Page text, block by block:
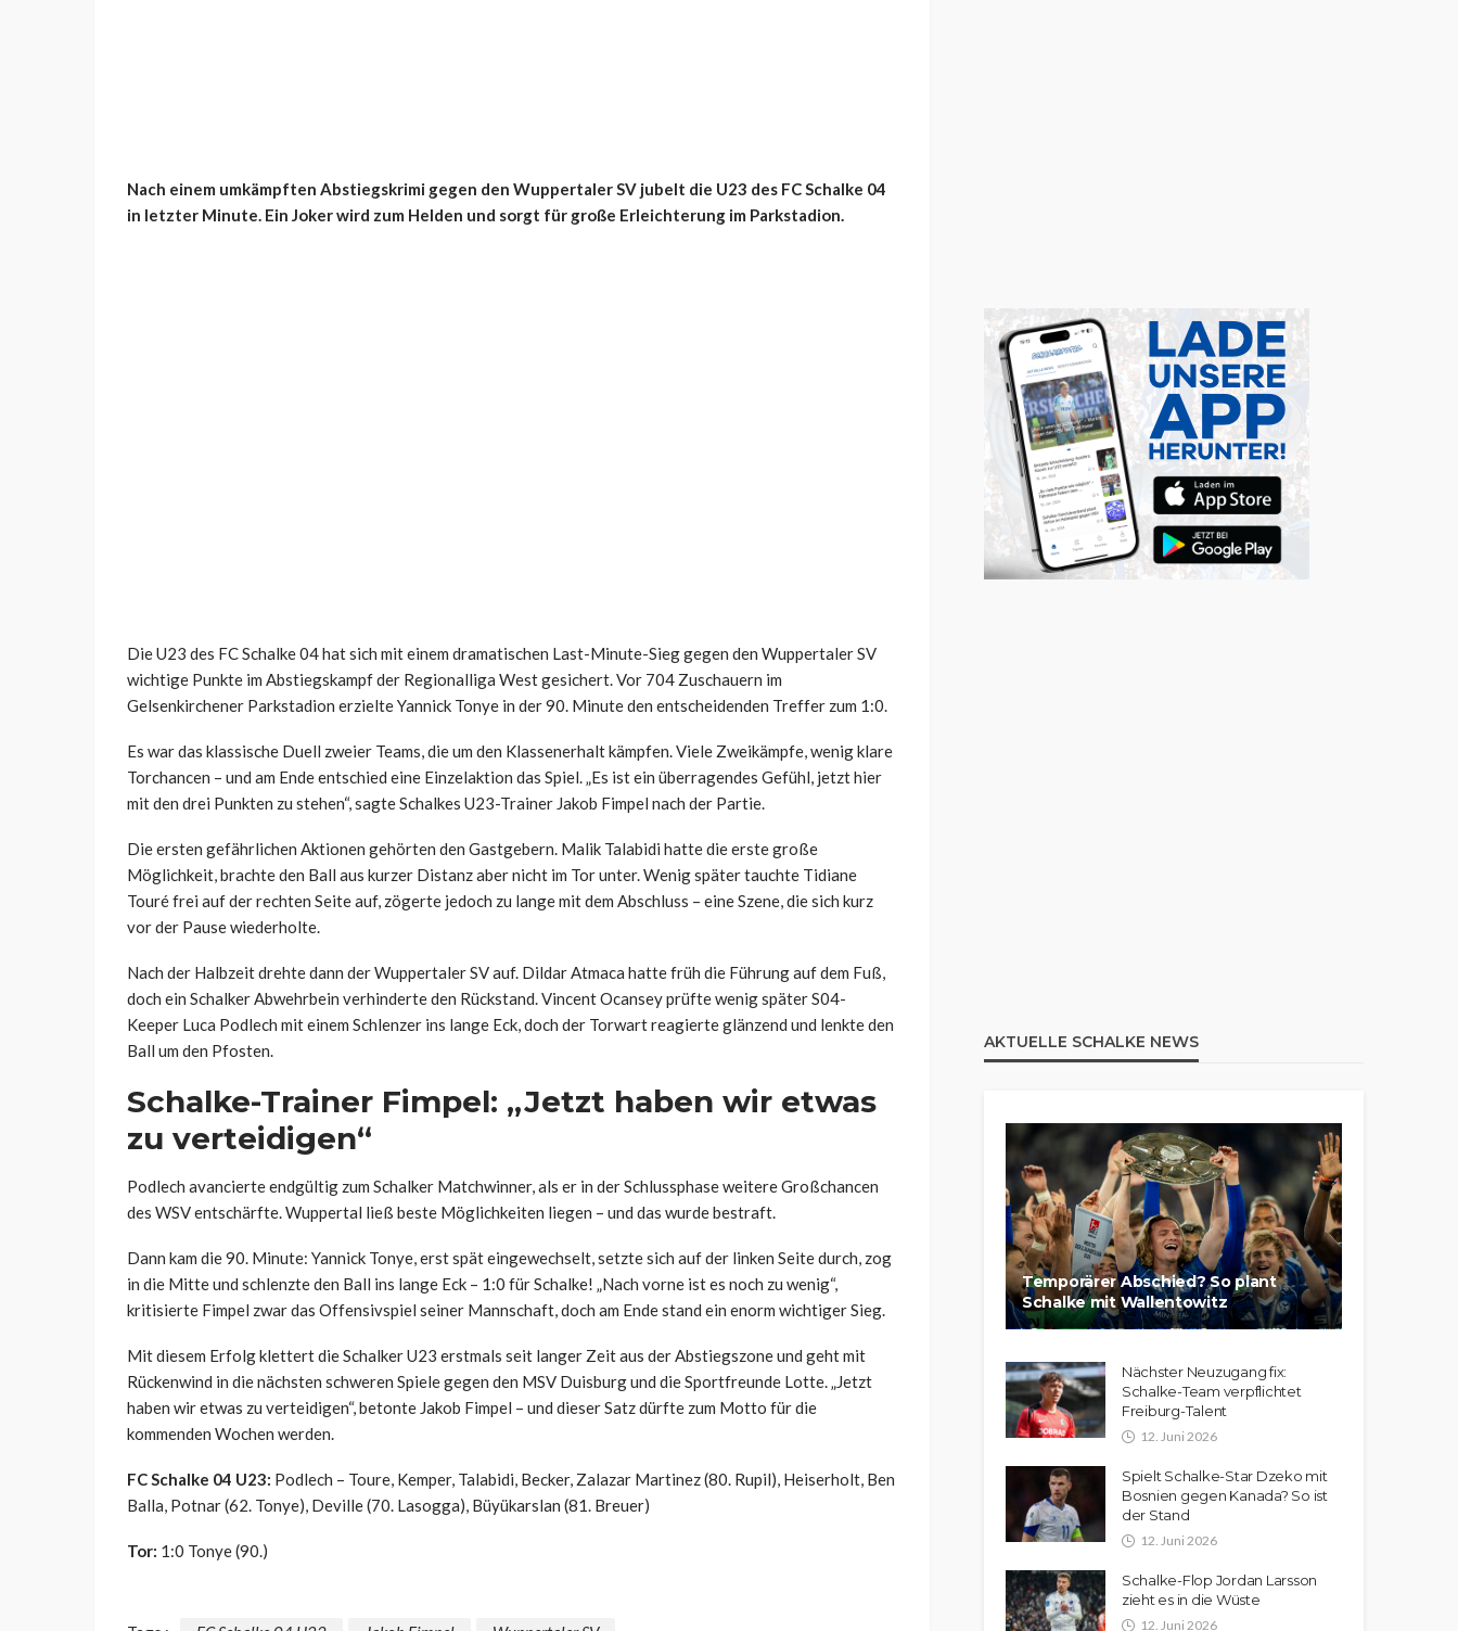
Nach einem umkämpften Abstiegskrimi gegen den Wuppertaler SV jubelt die U23 des FC Schalke 04
in letzter Minute. Ein Joker wird zum Helden und sorgt für große Erleichterung im Parkstadion.
Die U23 des FC Schalke 04 hat sich mit einem dramatischen Last-Minute-Sieg gegen den Wuppertaler SV
wichtige Punkte im Abstiegskampf der Regionalliga West gesichert. Vor 704 Zuschauern im
Gelsenkirchener Parkstadion erzielte Yannick Tonye in der 90. Minute den entscheidenden Treffer zum 1:0.
Es war das klassische Duell zweier Teams, die um den Klassenerhalt kämpfen. Viele Zweikämpfe, wenig klare
Torchancen – und am Ende entschied eine Einzelaktion das Spiel. „Es ist ein überragendes Gefühl, jetzt hier
mit den drei Punkten zu stehen“, sagte Schalkes U23-Trainer Jakob Fimpel nach der Partie.
Die ersten gefährlichen Aktionen gehörten den Gastgebern. Malik Talabidi hatte die erste große
Möglichkeit, brachte den Ball aus kurzer Distanz aber nicht im Tor unter. Wenig später tauchte Tidiane
Touré frei auf der rechten Seite auf, zögerte jedoch zu lange mit dem Abschluss – eine Szene, die sich kurz
vor der Pause wiederholte.
Nach der Halbzeit drehte dann der Wuppertaler SV auf. Dildar Atmaca hatte früh die Führung auf dem Fuß,
doch ein Schalker Abwehrbein verhinderte den Rückstand. Vincent Ocansey prüfte wenig später S04-
Keeper Luca Podlech mit einem Schlenzer ins lange Eck, doch der Torwart reagierte glänzend und lenkte den
Ball um den Pfosten.
Schalke-Trainer Fimpel: „Jetzt haben wir etwas
zu verteidigen“
Podlech avancierte endgültig zum Schalker Matchwinner, als er in der Schlussphase weitere Großchancen
des WSV entschärfte. Wuppertal ließ beste Möglichkeiten liegen – und das wurde bestraft.
Dann kam die 90. Minute: Yannick Tonye, erst spät eingewechselt, setzte sich auf der linken Seite durch, zog
in die Mitte und schlenzte den Ball ins lange Eck – 1:0 für Schalke! „Nach vorne ist es noch zu wenig“,
kritisierte Fimpel zwar das Offensivspiel seiner Mannschaft, doch am Ende stand ein enorm wichtiger Sieg.
Mit diesem Erfolg klettert die Schalker U23 erstmals seit langer Zeit aus der Abstiegszone und geht mit
Rückenwind in die nächsten schweren Spiele gegen den MSV Duisburg und die Sportfreunde Lotte. „Jetzt
haben wir etwas zu verteidigen“, betonte Jakob Fimpel – und dieser Satz dürfte zum Motto für die
kommenden Wochen werden.
FC Schalke 04 U23: Podlech – Toure, Kemper, Talabidi, Becker, Zalazar Martinez (80. Rupil), Heiserholt, Ben
Balla, Potnar (62. Tonye), Deville (70. Lasogga), Büyükarslan (81. Breuer)
Tor: 1:0 Tonye (90.)
AKTUELLE SCHALKE NEWS
Temporärer Abschied? So plant
Schalke mit Wallentowitz
Nächster Neuzugang fix:
Schalke-Team verpflichtet
Freiburg-Talent
12. Juni 2026
Spielt Schalke-Star Dzeko mit
Bosnien gegen Kanada? So ist
der Stand
12. Juni 2026
Schalke-Flop Jordan Larsson
zieht es in die Wüste
12. Juni 2026